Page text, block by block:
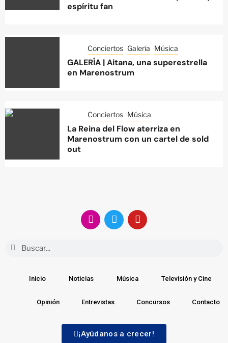
espíritu fan
Conciertos Galería Música
GALERÍA | Aitana, una superestrella
en Marenostrum
Conciertos Música
La Reina del Flow aterriza en
Marenostrum con un cartel de sold
out
Inicio Noticias Música Televisión y Cine
Opinión Entrevistas Concursos Contacto
¡Ayúdanos a crecer!